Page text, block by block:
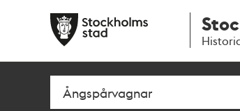
navigationen
huvudinnehållet
SökFritextsök